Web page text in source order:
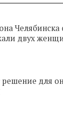
двух
решение для